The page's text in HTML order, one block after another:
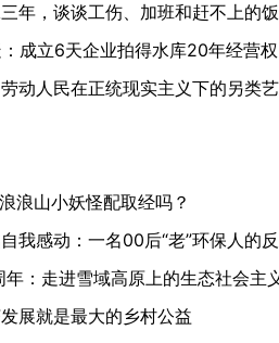
年，谈谈工伤、加班和赶不上的
成立6天企业拍得水库20年经营
动人民在正统现实主义下的另类
浪山小妖怪配取经吗？
我感动：一名00后“老”环保人的
：走进雪域高原上的生态社会主
展就是最大的乡村公益